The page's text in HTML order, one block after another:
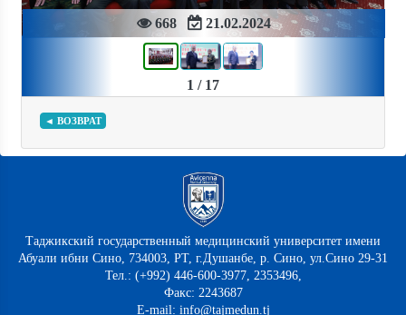
668 21.02.2024
1 / 17
◄ ВОЗВРАТ
Таджикский государственный медицинский университет имени
Абуали ибни Сино, 734003, РТ, г.Душанбе, р. Сино, ул.Сино 29-31
Тел.: (+992) 446-600-3977, 2353496,
Факс: 2243687
E-mail: info@tajmedun.tj